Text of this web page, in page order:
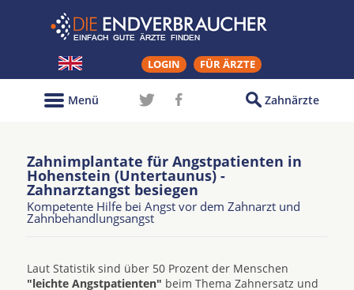
LOGIN FÜR ÄRZTE
Zahnärzte
Menü
Zahnimplantate für Angstpatienten in
Hohenstein (Untertaunus) -
Zahnarztangst besiegen
Kompetente Hilfe bei Angst vor dem Zahnarzt und
Zahnbehandlungsangst
Laut Statistik sind über 50 Prozent der Menschen
"leichte Angstpatienten" beim Thema Zahnersatz und